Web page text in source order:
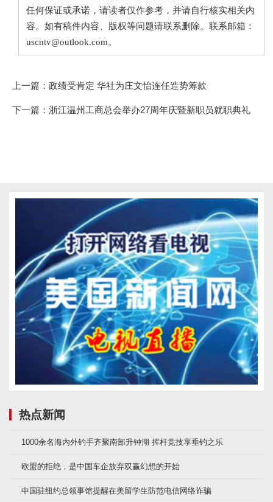
任何保证或承诺，请读者仅作参考，并请自行核实相关内
容。如有稿件内容、版权等问题请联系删除。联系邮箱：
uscntv@outlook.com。
上一篇： 政绩受肯定 华社为庄文怡连任造势筹款
下一篇： 浙江温州工商总会举办27周年庆暨新职员就职典礼
热点新闻
1000余名海内外钓手齐聚南部升钟湖 挥杆竞技享垂钓之乐
欧盟的拒绝，是中国车企放弃双赢幻想的开始
中国驻纽约总领事馆提醒在美留学生防范电信网络诈骗